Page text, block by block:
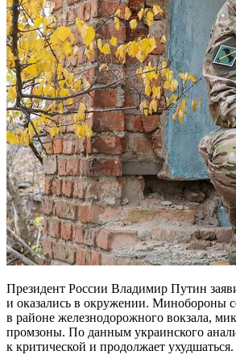
Президент России Владимир Путин заявил, что подразделения ВСУ в Красноармейске (Покровске) заблокированы
и оказались в окружении.
в районе железнодорожного вокзала,
промзоны. По данным украинского
к критической и продолжает